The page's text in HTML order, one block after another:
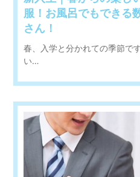
服！お風呂でもできる
さん！
春、入学と分かれての季節で
い…